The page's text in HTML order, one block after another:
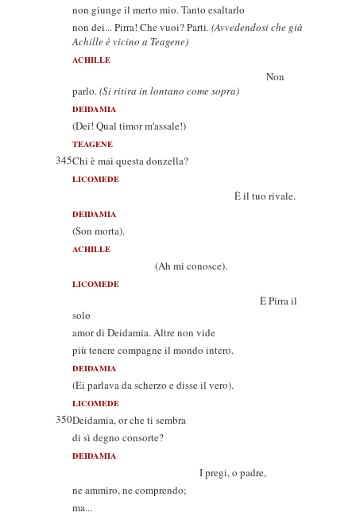
non giunge il merto mio. Tanto esaltarlo
non dei... Pirra! Che vuoi? Parti.(Avvedendosi che già
Achille è vicino a Teagene)
ACHILLE
Non
parlo.(Si ritira in lontano come sopra)
DEIDAMIA
(Dei! Qual timor m'assale!)
TEAGENE
345Chi è mai questa donzella?
LICOMEDE
È il tuo rivale.
DEIDAMIA
(Son morta).
ACHILLE
(Ah mi conosce).
LICOMEDE
È Pirra il
solo
amor di Deidamia. Altre non vide
più tenere compagne il mondo intero.
DEIDAMIA
(Ei parlava da scherzo e disse il vero).
LICOMEDE
350Deidamia, or che ti sembra
di sì degno consorte?
DEIDAMIA
I pregi, o padre,
ne ammiro, ne comprendo;
ma...